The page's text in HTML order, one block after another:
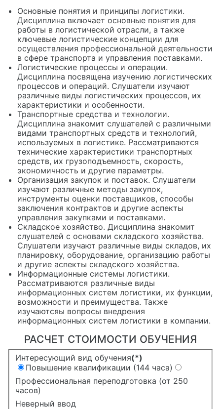
Основные понятия и принципы логистики.
Дисциплина включает основные понятия для
работы в логистической отрасли, а также
ключевые логистические концепции для
осуществления профессиональной деятельности
в сфере транспорта и управления поставками.
Логистические процессы и операции.
Дисциплина посвящена изучению логистических
процессов и операций. Слушатели изучают
различные виды логистических процессов, их
характеристики и особенности.
Транспортные средства и технологии.
Дисциплина знакомит слушателей с различными
видами транспортных средств и технологий,
используемых в логистике. Рассматриваются
технические характеристики транспортных
средств, их грузоподъемность, скорость,
экономичность и другие параметры.
Организация закупок и поставок. Слушатели
изучают различные методы закупок,
инструменты оценки поставщиков, способы
заключения контрактов и другие аспекты
управления закупками и поставками.
Складское хозяйство. Дисциплина знакомит
слушателей с основами складского хозяйства.
Слушатели изучают различные виды складов, их
планировку, оборудование, организацию работы
и другие аспекты складского хозяйства.
Информационные системы логистики.
Рассматриваются различные виды
информационных систем логистики, их функции,
возможности и преимущества. Также
изучаютсяы вопросы внедрения
информационных систем логистики в компании.
РАСЧЕТ СТОИМОСТИ ОБУЧЕНИЯ
Интересующий вид обучения(*)
Повышение квалификации (144 часа)
Профессиональная переподготовка (от 250
часов)
Неверный ввод